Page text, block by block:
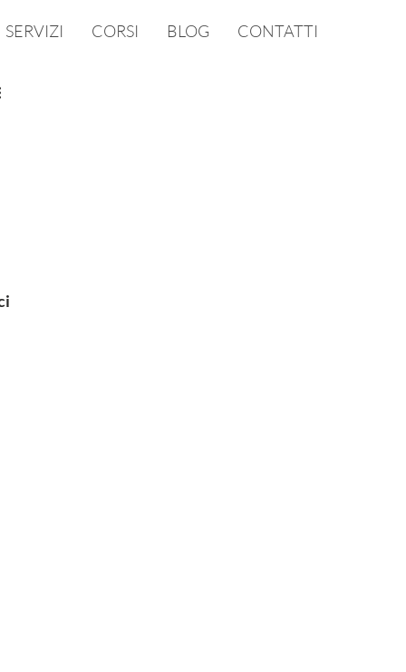
SERVIZI CORSI BLOG CONTATTI